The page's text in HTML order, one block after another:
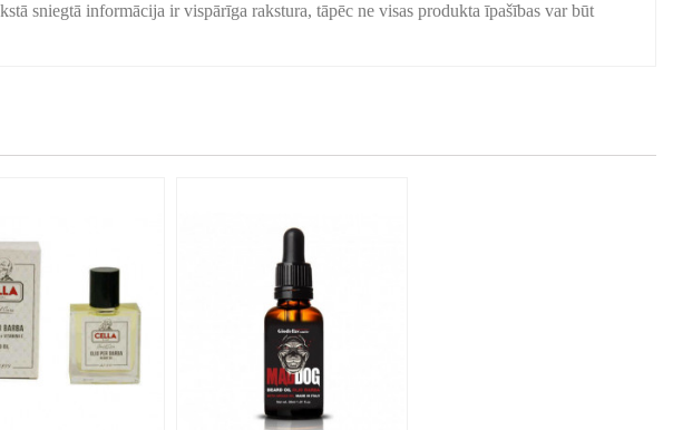
sniegtā informācija ir vispārīga rakstura, tāpēc ne visas produkta īpašības var būt